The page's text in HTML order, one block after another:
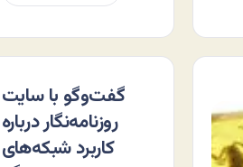
گفت‌وگو با سایت
روزنامه‌نگار درباره
کاربرد شبکه‌های